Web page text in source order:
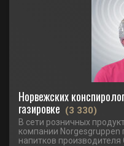
Норвежских
газировке (3 330)
В сети розничных
компании
напитков производителя